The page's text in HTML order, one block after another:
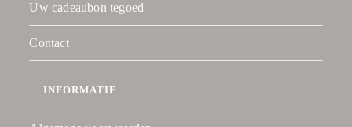
Uw cadeaubon tegoed
Contact
INFORMATIE